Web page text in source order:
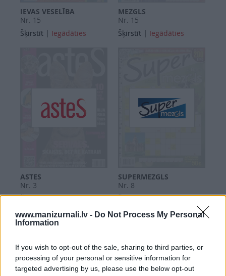
www.manizurnali.lv - Do Not Process My Personal
Information
If you wish to opt-out of the sale, sharing to third parties, or
processing of your personal or sensitive information for
targeted advertising by us, please use the below opt-out
IEVAS VESELĪBA
Nr. 15
Šķirstīt | Iegādāties
MEZGLS
Nr. 15
Šķirstīt | Iegādāties
ASTES
Nr. 3
Šķirstīt | Iegādāties
SUPERMEZGLS
Nr. 8
Šķirstīt | Iegādāties